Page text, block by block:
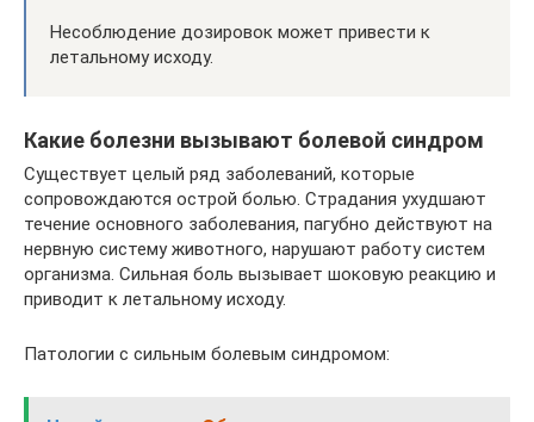
Несоблюдение дозировок может привести к
летальному исходу.
Какие болезни вызывают болевой синдром
Существует целый ряд заболеваний, которые
сопровождаются острой болью. Страдания ухудшают
течение основного заболевания, пагубно действуют на
нервную систему животного, нарушают работу систем
организма. Сильная боль вызывает шоковую реакцию и
приводит к летальному исходу.
Патологии с сильным болевым синдромом: